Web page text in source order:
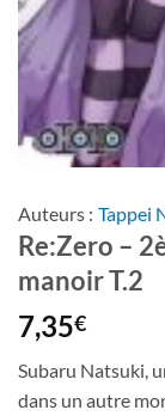
Auteurs : Tappei
Re:Zero –
manoir T.2
7,35€
Subaru Natsuki,
dans un autre